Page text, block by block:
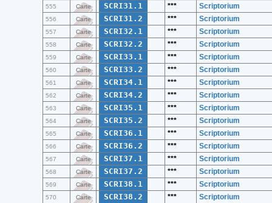
555 Carte SCRI31.1 *** Scriptorium
556 Carte SCRI31.2 *** Scriptorium
557 Carte SCRI32.1 *** Scriptorium
558 Carte SCRI32.2 *** Scriptorium
559 Carte SCRI33.1 *** Scriptorium
560 Carte SCRI33.2 *** Scriptorium
561 Carte SCRI34.1 *** Scriptorium
562 Carte SCRI34.2 *** Scriptorium
563 Carte SCRI35.1 *** Scriptorium
564 Carte SCRI35.2 *** Scriptorium
565 Carte SCRI36.1 *** Scriptorium
566 Carte SCRI36.2 *** Scriptorium
567 Carte SCRI37.1 *** Scriptorium
568 Carte SCRI37.2 *** Scriptorium
569 Carte SCRI38.1 *** Scriptorium
570 Carte SCRI38.2 *** Scriptorium